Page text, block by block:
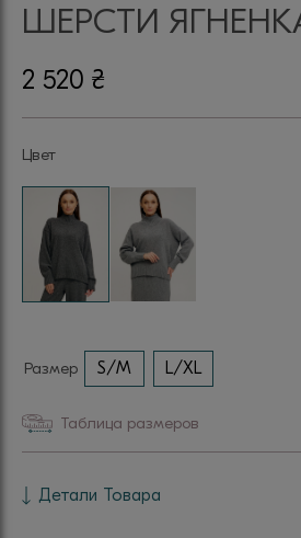
ШЕРСТИ
2 520 ₴
Цвет
Размер S/M L/XL
Таблица размеров
Детали Товара